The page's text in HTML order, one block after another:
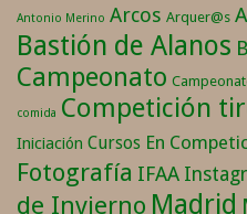
Antonio Merino Arcos Arquer@s
Bastión de Alanos
Campeonato
comida Competición
Iniciación Cursos En
Fotografía IFAA
de Invierno Madrid